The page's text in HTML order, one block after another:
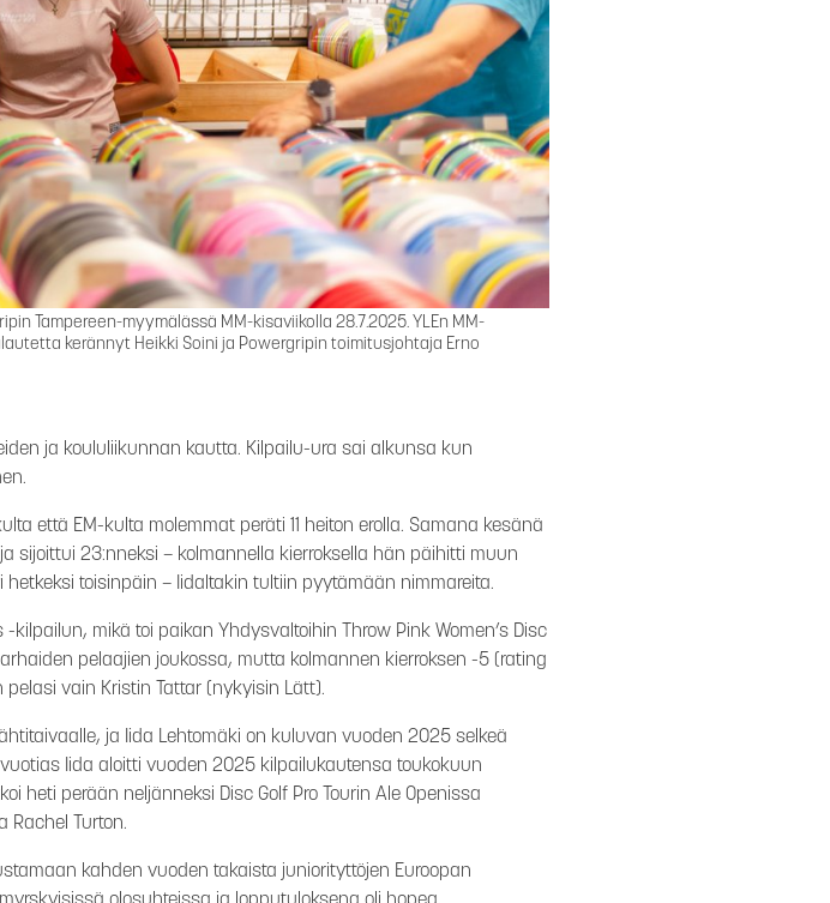
Tampereen-myymälässä MM-kisaviikolla 28.7.2025. YLEn MM-
kerännyt Heikki Soini ja Powergripin toimitusjohtaja Erno
ja koululiikunnan kautta. Kilpailu-ura sai alkunsa kun
että EM-kulta molemmat peräti 11 heiton erolla. Samana kesänä
sijoittui 23:nneksi – kolmannella kierroksella hän päihitti muun
toisinpäin – Iidaltakin tultiin pyytämään nimmareita.
mikä toi paikan Yhdysvaltoihin Throw Pink Women’s Disc
pelaajien joukossa, mutta kolmannen kierroksen -5 (rating
vain Kristin Tattar (nykyisin Lätt).
ja Iida Lehtomäki on kuluvan vuoden 2025 selkeä
Iida aloitti vuoden 2025 kilpailukautensa toukokuun
heti perään neljänneksi Disc Golf Pro Tourin Ale Openissa
Rachel Turton.
kahden vuoden takaista juniorityttöjen Euroopan